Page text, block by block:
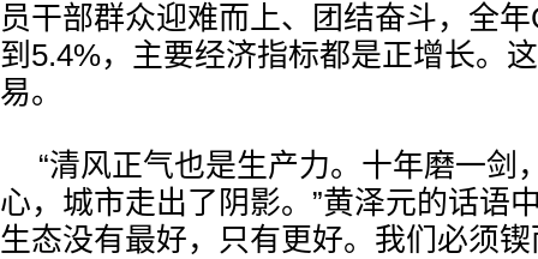
员干部群众迎难而上、团结奋斗，全
到5.4%，主要经济指标都是正增长。
易。
“清风正气也是生产力。十年磨一剑
心，城市走出了阴影。”黄泽元的话语
生态没有最好，只有更好。我们必须